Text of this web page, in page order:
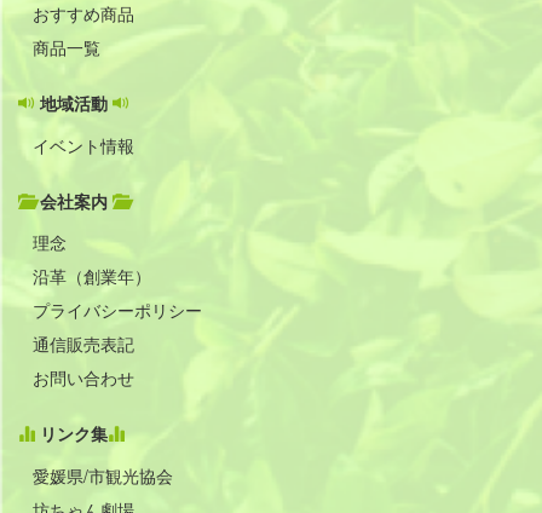
おすすめ商品
商品一覧
地域活動
イベント情報
会社案内
理念
沿革（創業年）
プライバシーポリシー
通信販売表記
お問い合わせ
リンク集
愛媛県/市観光協会